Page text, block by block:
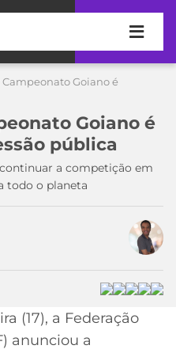
Campeonato Goiano é
Goiano é
pública
a competição em
todo o planeta
(17), a Federação
anunciou a